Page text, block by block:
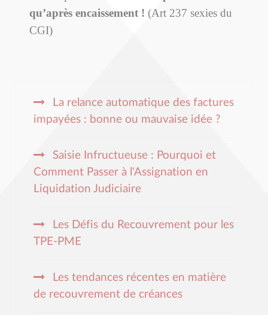
qu’après encaissement ! (Art 237 sexies du
CGI)
La relance automatique des factures
impayées : bonne ou mauvaise idée ?
Saisie Infructueuse : Pourquoi et
Comment Passer à l'Assignation en
Liquidation Judiciaire
Les Défis du Recouvrement pour les
TPE-PME
Les tendances récentes en matière
de recouvrement de créances